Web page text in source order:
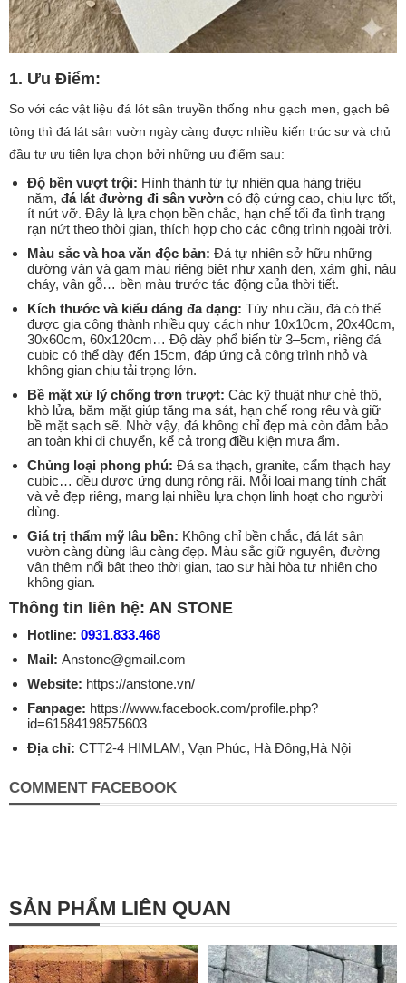
1. Ưu Điểm:
So với các vật liệu đá lót sân truyền thống như gạch men, gạch bê
tông thì đá lát sân vườn ngày càng được nhiều kiến trúc sư và chủ
đầu tư ưu tiên lựa chọn bởi những ưu điểm sau:
Độ bền vượt trội: Hình thành từ tự nhiên qua hàng triệu
năm, đá lát đường đi sân vườn có độ cứng cao, chịu lực tốt,
ít nứt vỡ. Đây là lựa chọn bền chắc, hạn chế tối đa tình trạng
rạn nứt theo thời gian, thích hợp cho các công trình ngoài trời.
Màu sắc và hoa văn độc bản: Đá tự nhiên sở hữu những
đường vân và gam màu riêng biệt như xanh đen, xám ghi, nâu
cháy, vân gỗ… bền màu trước tác động của thời tiết.
Kích thước và kiểu dáng đa dạng: Tùy nhu cầu, đá có thể
được gia công thành nhiều quy cách như 10x10cm, 20x40cm,
30x60cm, 60x120cm… Độ dày phổ biến từ 3–5cm, riêng đá
cubic có thể dày đến 15cm, đáp ứng cả công trình nhỏ và
không gian chịu tải trọng lớn.
Bề mặt xử lý chống trơn trượt: Các kỹ thuật như chẻ thô,
khò lửa, băm mặt giúp tăng ma sát, hạn chế rong rêu và giữ
bề mặt sạch sẽ. Nhờ vậy, đá không chỉ đẹp mà còn đảm bảo
an toàn khi di chuyển, kể cả trong điều kiện mưa ẩm.
Chủng loại phong phú: Đá sa thạch, granite, cẩm thạch hay
cubic… đều được ứng dụng rộng rãi. Mỗi loại mang tính chất
và vẻ đẹp riêng, mang lại nhiều lựa chọn linh hoạt cho người
dùng.
Giá trị thẩm mỹ lâu bền: Không chỉ bền chắc, đá lát sân
vườn càng dùng lâu càng đẹp. Màu sắc giữ nguyên, đường
vân thêm nổi bật theo thời gian, tạo sự hài hòa tự nhiên cho
không gian.
Thông tin liên hệ: AN STONE
Hotline: 0931.833.468
Mail: Anstone@gmail.com
Website: https://anstone.vn/
Fanpage: https://www.facebook.com/profile.php?
id=61584198575603
Địa chỉ: CTT2-4 HIMLAM, Vạn Phúc, Hà Đông,Hà Nội
COMMENT FACEBOOK
SẢN PHẨM LIÊN QUAN